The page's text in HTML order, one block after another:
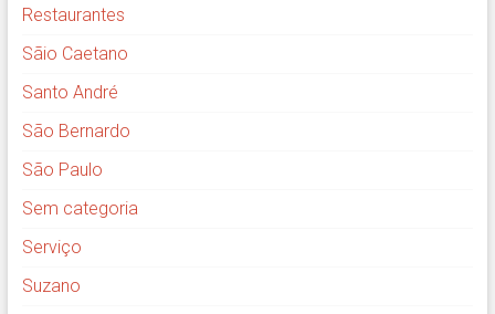
Restaurantes
Sãio Caetano
Santo André
São Bernardo
São Paulo
Sem categoria
Serviço
Suzano